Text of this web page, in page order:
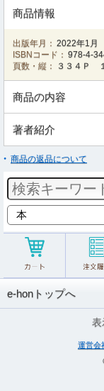
商品情報
出版年月： 2022年1月
ISBNコード： 978-4-
頁数・縦：
３３４Ｐ
商品の内容
著者紹介
商品の返品について
e-honトップへ
表
運営会